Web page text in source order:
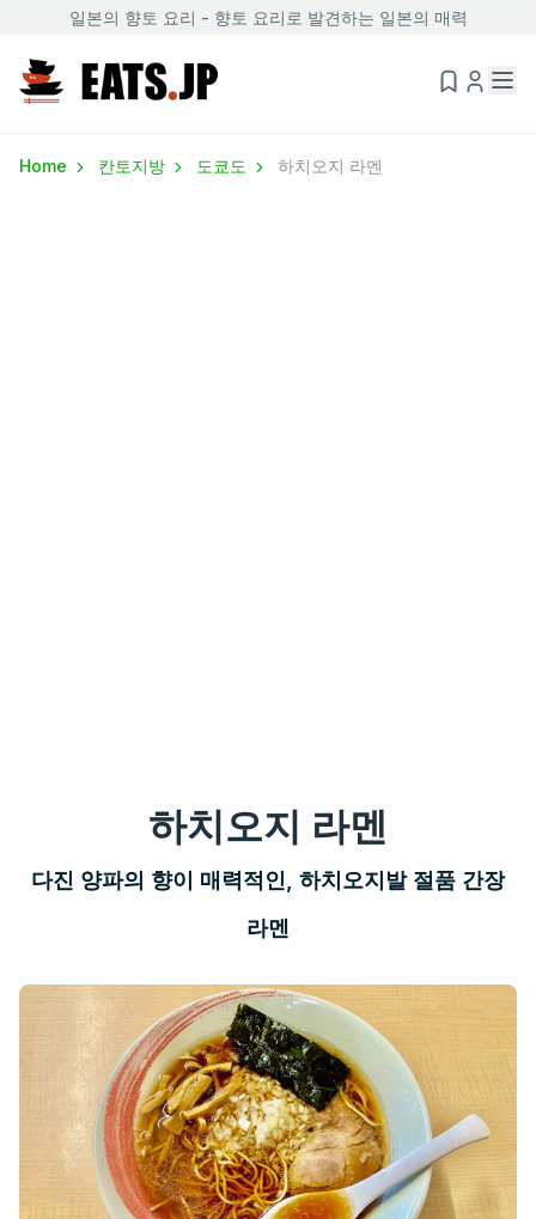
일본의 향토 요리 - 향토 요리로 발견하는 일본의 매력
Home 칸토지방 도쿄도 하치오지 라멘
하치오지 라멘
다진 양파의 향이 매력적인, 하치오지발 절품 간장
라멘